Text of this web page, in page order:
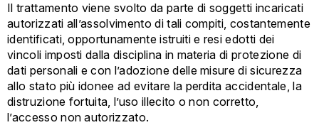
Il trattamento viene svolto da parte di soggetti incaricati
autorizzati all’assolvimento di tali compiti, costantemente
identificati, opportunamente istruiti e resi edotti dei
vincoli imposti dalla disciplina in materia di protezione di
dati personali e con l’adozione delle misure di sicurezza
allo stato più idonee ad evitare la perdita accidentale, la
distruzione fortuita, l’uso illecito o non corretto,
l’accesso non autorizzato.